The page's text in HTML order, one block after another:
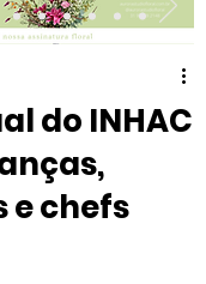
do INHAC
e chefs
de 5 estrelas.